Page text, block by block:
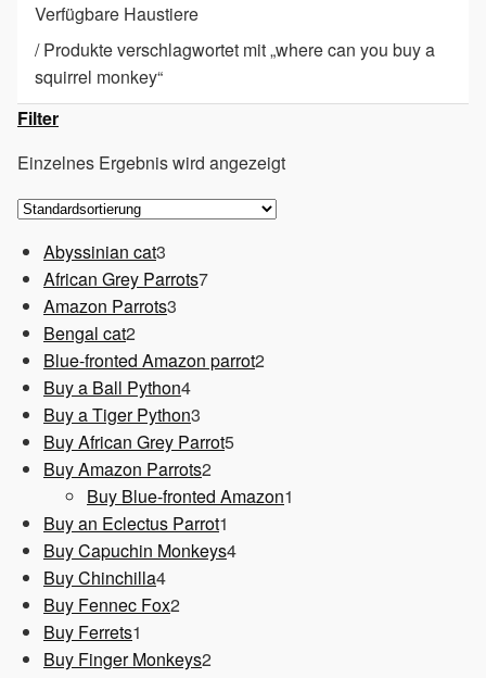
Verfügbare Haustiere
/Produkte verschlagwortet mit „where can you buy a
squirrel monkey“
Filter
Einzelnes Ergebnis wird angezeigt
Abyssinian cat3
Produkte
African Grey Parrots77
Amazon Parrots3
Bengal cat22
Produkte
Blue-fronted Amazon parrot22
Buy a Ball Python44
Produkte
Buy a Tiger Python3
Produkte
Buy African Grey Parrot55
Buy Amazon Parrots22
Produkte
Buy Blue-fronted Amazon1
Buy an Eclectus Parrot1
Produkt
Buy Capuchin Monkeys44
Buy Chinchilla44
Produkte
Buy Fennec Fox22
Buy Ferrets1
Produkt
Buy Finger Monkeys22